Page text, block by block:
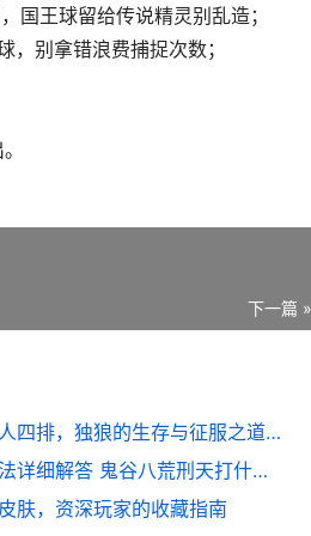
国王球留给传说精灵别乱造；
别拿错浪费捕捉次数；
下一篇 »
和平精英怎么单人四排，独狼的生存与征服之道副标题，孤身挑战团队战场的终极攻略
鬼谷八荒刑天打法详细解答 鬼谷八荒刑天打什么技能
肤，资深玩家的收藏指南